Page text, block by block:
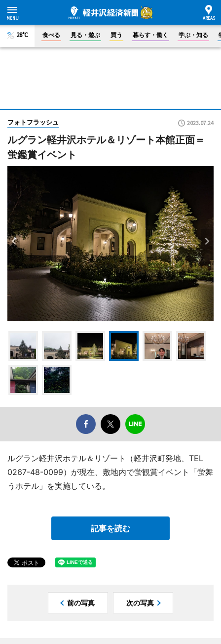
28°C 食べる 見る・遊ぶ 買う 暮らす・働く 学ぶ・知る
フォトフラッシュ 2023.07.24
ルグラン軽井沢ホテル＆リゾート本館正面＝
蛍鑑賞イベント
ルグラン軽井沢ホテル＆リゾート（軽井沢町発地、TEL
0267-48-0099）が現在、敷地内で蛍観賞イベント「蛍舞
うホテル」を実施している。
記事を読む
前の写真 次の写真